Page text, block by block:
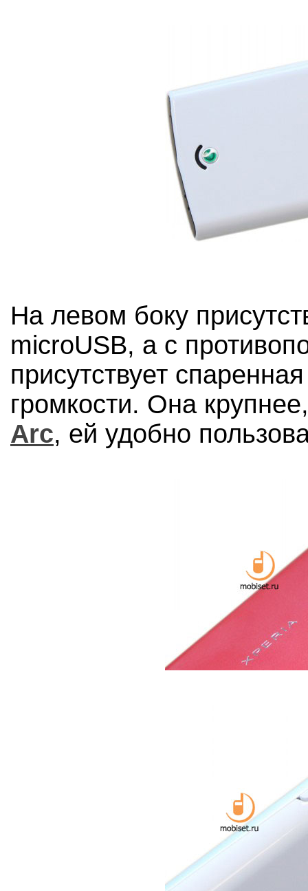
На левом боку
microUSB, а с
присутствует
громкости. Она
Arc, ей удобно